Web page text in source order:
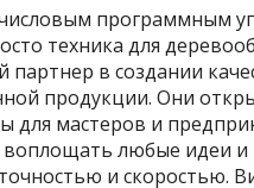
программным
техника для
партнер в создании
продукции. Они
для мастеров и
воплощать любые идеи и
и скоростью.